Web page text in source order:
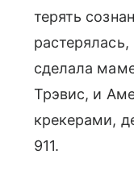
терять
сделала
Трэвис, и
крекерами,
911.